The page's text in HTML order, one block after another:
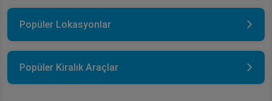
Popüler Lokasyonlar
Popüler Kiralık Araçlar